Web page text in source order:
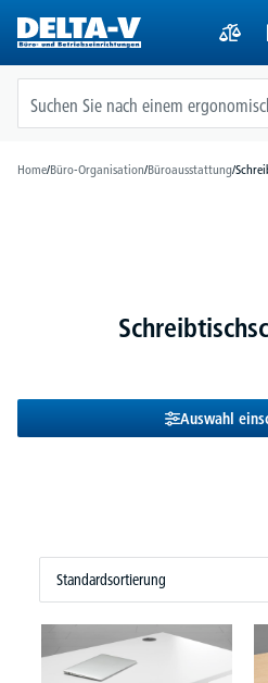
springen
Home/Büro-Organisation/Büroausstattung/
Auswahl